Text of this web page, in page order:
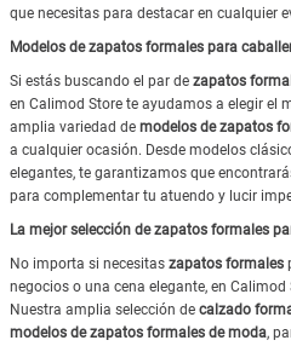
que necesitas para destacar en cualquier
Modelos de zapatos formales para
Si estás buscando el par de zapatos
en Calimod Store te ayudamos a elegir el
amplia variedad de modelos de zapatos
a cualquier ocasión. Desde modelos
elegantes, te garantizamos que
para complementar tu atuendo y lucir
La mejor selección de zapatos formales
No importa si necesitas zapatos formales
negocios o una cena elegante, en
Nuestra amplia selección de calzado
modelos de zapatos formales de moda,